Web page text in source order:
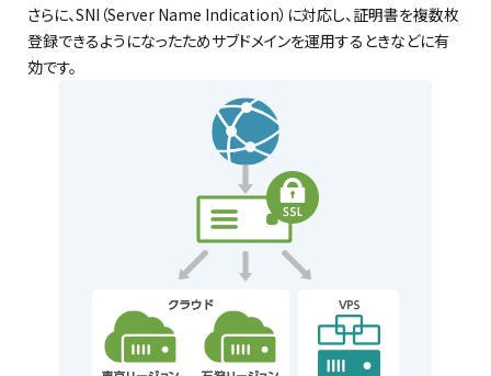
さらに、SNI（Server Name Indication）に対応し、証明書を複数枚
登録できるようになったためサブドメインを運用するときなどに有
効です。